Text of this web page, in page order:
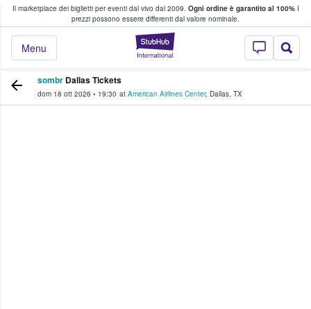
Il marketplace dei biglietti per eventi dal vivo dal 2009. Ogni ordine è garantito al 100%I
prezzi possono essere differenti dal valore nominale.
StubHub - Dove
Menu
fan comprano e vendono biglietti
sombr Dallas Tickets
dom 18 ott 2026 • 19:30 at American Airlines Center, Dallas, TX